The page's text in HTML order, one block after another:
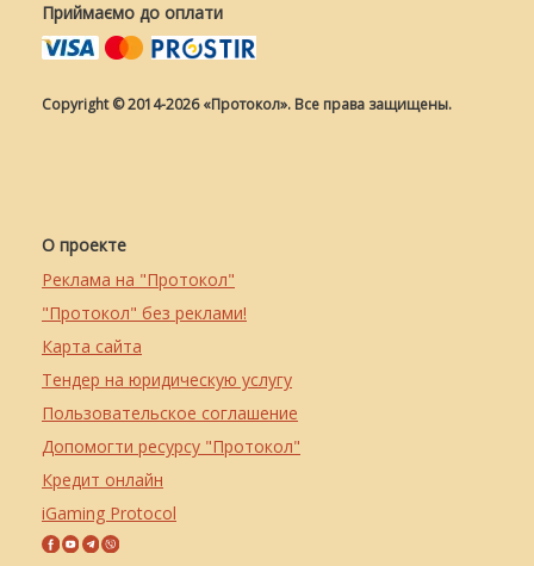
Приймаємо до оплати
Copyright © 2014-2026 «Протокол». Все права защищены.
О проекте
Реклама на "Протокол"
"Протокол" без реклами!
Карта сайта
Тендер на юридическую услугу
Пользовательское соглашение
Допомогти ресурсу "Протокол"
Кредит онлайн
iGaming Protocol